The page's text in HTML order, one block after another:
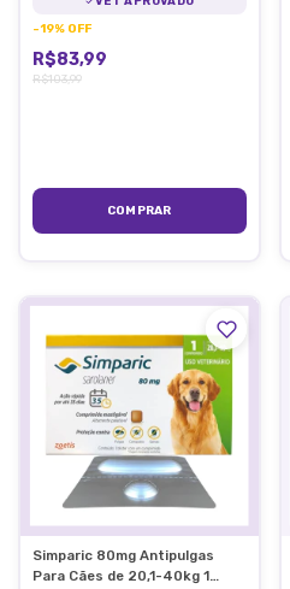
-19% OFF
R$83,99
R$103,99
Simparic 80mg Antipulgas
Para Cães de 20,1-40kg 1